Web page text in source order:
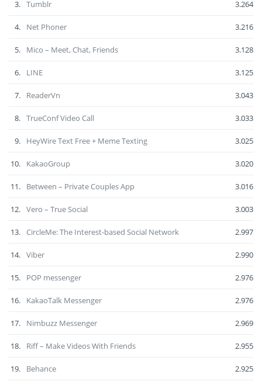
3. Tumblr 3.264
4. Net Phoner 3.216
5. Mico – Meet, Chat, Friends 3.128
6. LINE 3.125
7. ReaderVn 3.043
8. TrueConf Video Call 3.033
9. HeyWire Text Free + Meme Texting 3.025
10. KakaoGroup 3.020
11. Between – Private Couples App 3.016
12. Vero – True Social 3.003
13. CircleMe: The Interest-based Social Network 2.997
14. Viber 2.990
15. POP messenger 2.976
16. KakaoTalk Messenger 2.976
17. Nimbuzz Messenger 2.969
18. Riff – Make Videos With Friends 2.955
19. Behance 2.925